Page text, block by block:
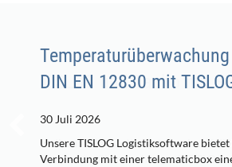
DIN EN 12830 mit
30 Juli 2026
Unsere TISLOG Logistiksoftware
Verbindung mit einer telematicbox